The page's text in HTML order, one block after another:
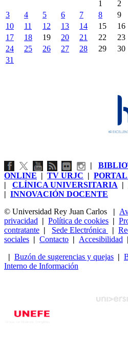
1
2
3
4 5 6 7 8
9
10
11 12 13 14 15
16
17
18 19 20 21 22
23
24
25 26 27 28 29
30
31
|
ONLINE | TV URJC |
| CLÍNICA UNIVERSITARIA |
| INNOVACIÓN DOCENTE
© Universidad Rey Juan Carlos
|
privacidad | Política de cookies |
contratante | Sede Electrónica |
sociales | Contacto | Accesibilidad
| Buzón de sugerencias y quejas |
Interno de Información